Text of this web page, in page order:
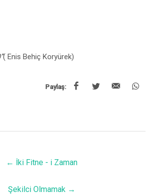
( Enis Behiç Koryürek)
Paylaş:
← İki Fitne - i Zaman
Şekilci Olmamak →